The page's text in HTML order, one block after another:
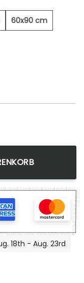
60x90 cm
18th - Aug. 23rd